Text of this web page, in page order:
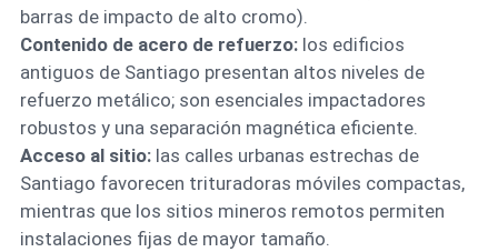
barras de impacto de alto cromo).
Contenido de acero de refuerzo:los edificios
antiguos de Santiago presentan altos niveles de
refuerzo metálico; son esenciales impactadores
robustos y una separación magnética eficiente.
Acceso al sitio:las calles urbanas estrechas de
Santiago favorecen trituradoras móviles compactas,
mientras que los sitios mineros remotos permiten
instalaciones fijas de mayor tamaño.